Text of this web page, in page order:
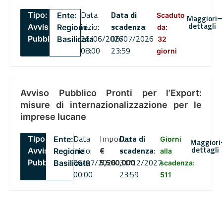
Tipo:
Avviso
Pubblico
Ente:
Regione
Basilicata
Data
inizio:
26/06/2026
08:00
Data di
scadenza:
06/07/2026
23:59
Scaduto
da:
32
giorni
Maggiori
dettagli
Avviso Pubblico Pronti per l’Export:
misure di internazionalizzazione per le
imprese lucane
Tipo:
Avviso
Pubblico
Ente:
Regione
Basilicata
Data
inizio:
06/07/2026
00:00
Importo
€
5,500,000
Data di
scadenza:
31/12/2027
23:59
Giorni
alla
scadenza:
511
Maggiori
dettagli